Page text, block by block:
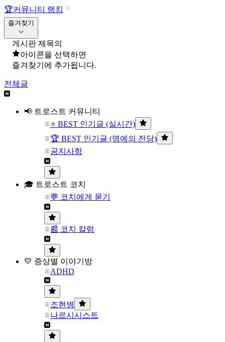
🏆커뮤니티 랭킹
즐겨찾기
게시판 제목의
아이콘을 선택하면
즐겨찾기에 추가됩니다.
전체글
📢 트로스트 커뮤니티
⭐ BEST 인기글 (실시간)
🏆 BEST 인기글 (명예의 전당)
공지사항
🎓 트로스트 코치
💬 코치에게 묻기
📰 코치 칼럼
💛 증상별 이야기방
ADHD
조현병
나르시시스트